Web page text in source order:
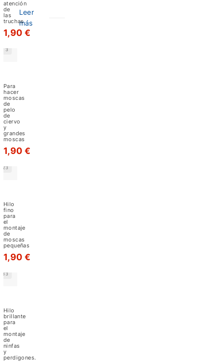
de
montaje
Benecchi
ofrece
de
hilos
finos
y
de
reconocido
prestigio
mundial,
siendo
uno
de
los
hilos
más
el
mundillo
del
montaje
de
Leer
más
atención
de
las
truchas
1,90 €
3
superstrong
Para
hacer
moscas
de
pelo
de
ciervo
y
grandes
moscas
1,90 €
23
12/0
Hilo
fino
para
el
montaje
de
moscas
pequeñas
1,90 €
33
Irisados
Hilo
brillante
para
el
montaje
de
ninfas
y
perdigones.